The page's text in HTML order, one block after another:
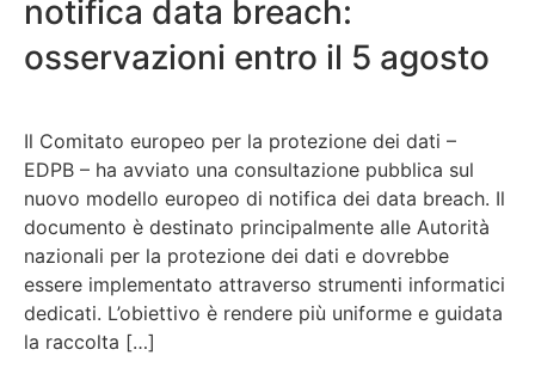
notifica data breach:
osservazioni entro il 5 agosto
Il Comitato europeo per la protezione dei dati –
EDPB – ha avviato una consultazione pubblica sul
nuovo modello europeo di notifica dei data breach. Il
documento è destinato principalmente alle Autorità
nazionali per la protezione dei dati e dovrebbe
essere implementato attraverso strumenti informatici
dedicati. L’obiettivo è rendere più uniforme e guidata
la raccolta […]